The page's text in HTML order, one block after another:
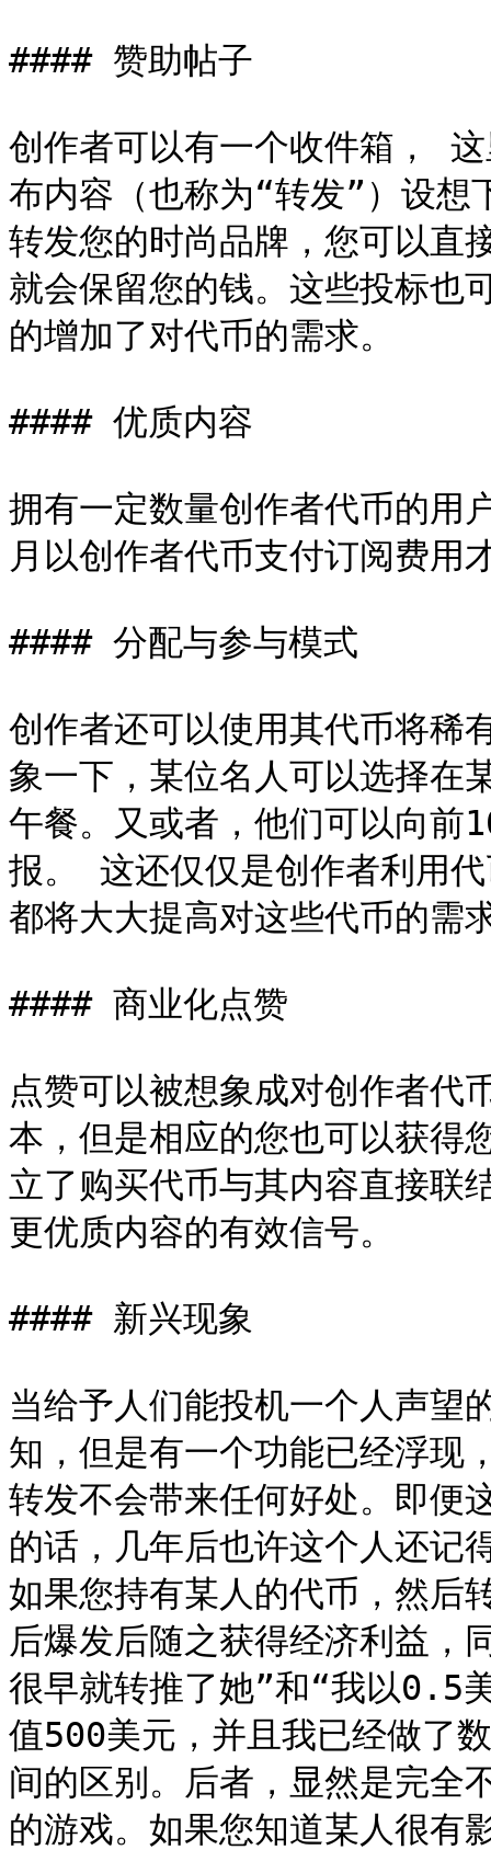
#### 赞助帖子
创作者可以有一个收件箱，
布内容（也称为“转发”）设
转发您的时尚品牌，您可以直
就会保留您的钱。这些投标也
的增加了对代币的需求。
#### 优质内容
拥有一定数量创作者代币的用
月以创作者代币支付订阅费用
#### 分配与参与模式
创作者还可以使用其代币将稀
象一下，某位名人可以选择在
午餐。又或者，他们可以向前
报。 这还仅仅是创作者利用
都将大大提高对这些代币的需
#### 商业化点赞
点赞可以被想象成对创作者代
本，但是相应的您也可以获得
立了购买代币与其内容直接联
更优质内容的有效信号。
#### 新兴现象
当给予人们能投机一个人声望
知，但是有一个功能已经浮现
转发不会带来任何好处。即便
的话，几年后也许这个人还
如果您持有某人的代币，然后
后爆发后随之获得经济利益，
很早就转推了她”和“我以0.5
值500美元，并且我已经做了
间的区别。后者，显然是完全
的游戏。如果您知道某人很有